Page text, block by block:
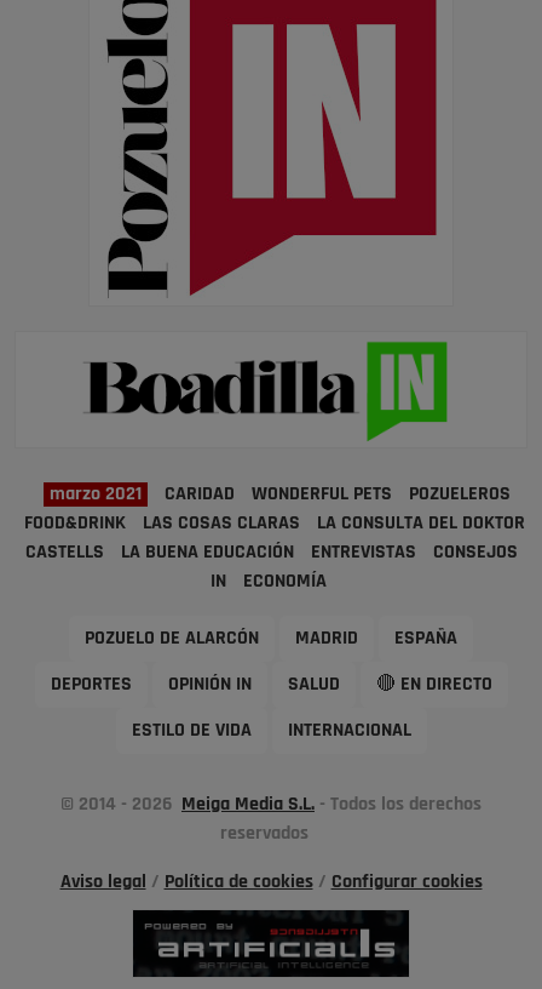
marzo 2021 CARIDAD WONDERFUL PETS
POZUELEROS
FOOD&DRINK
LAS COSAS CLARAS
LA CONSULTA DEL DOKTOR
CASTELLS
LA BUENA EDUCACIÓN ENTREVISTAS
CONSEJOS
IN
ECONOMÍA
POZUELO DE ALARCÓN MADRID ESPAÑA
DEPORTES OPINIÓN IN SALUD 🔴 EN DIRECTO
ESTILO DE VIDA INTERNACIONAL
© 2014 - 2026 Meiga Media S.L. - Todos los derechos
reservados
Aviso legal / Política de cookies/ Configurar cookies